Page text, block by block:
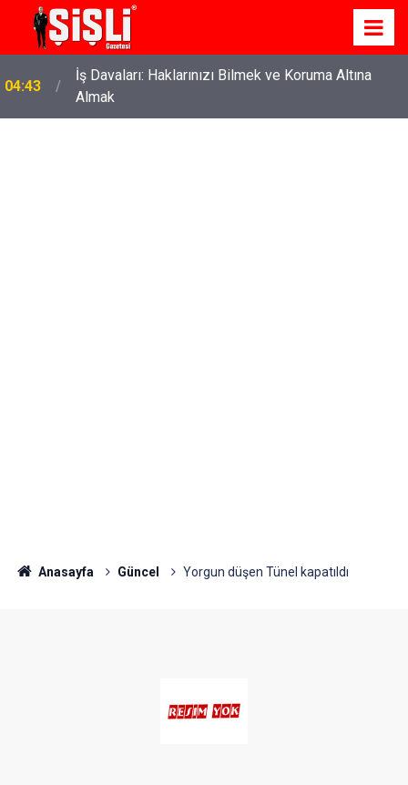
04:43
İş Davaları: Haklarınızı Bilmek ve Koruma Altına
Almak
Anasayfa Güncel Yorgun düşen Tünel kapatıldı